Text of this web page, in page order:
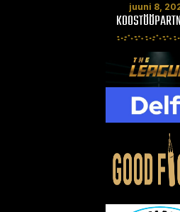
juuni 8,